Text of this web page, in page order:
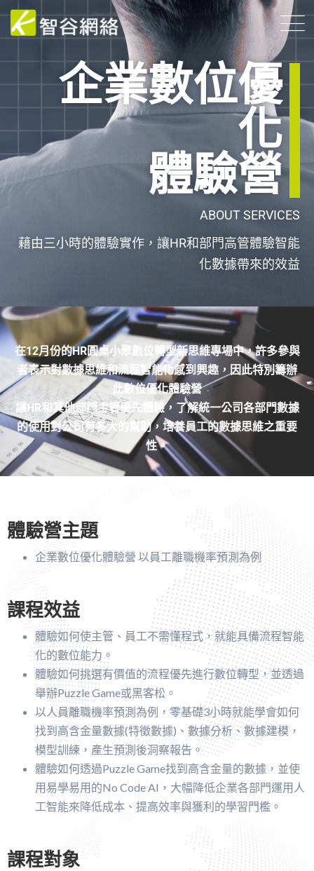
企業數位優
化
體驗營
ABOUTSERVICES
藉由三小時的體驗實作，讓HR和部門高管體驗智能
化數據帶來的效益
在12月份的HR圓桌小聚數位轉型新思維專場中，許多參與
者表示對數據思維和流程智能化感到興趣，因此特別籌辦
此數位優化體驗營
讓HR和其他部門主管優先體驗，了解統一公司各部門數據
的使用對公司有多大的幫助，培養員工的數據思維之重要
性。
體驗營主題
企業數位優化體驗營 以員工離職機率預測為例
課程效益
體驗如何使主管、員工不需懂程式，就能具備流程智能
化的數位能力。
體驗如何挑選有價值的流程優先進行數位轉型，並透過
舉辦Puzzle Game或黑客松。
以人員離職機率預測為例，零基礎3小時就能學會如何
找到高含金量數據(特徵數據)、數據分析、數據建模，
模型訓練，產生預測後洞察報告。
體驗如何透過Puzzle Game找到高含金量的數據，並使
用易學易用的No Code AI，大幅降低企業各部門運用人
工智能來降低成本、提高效率與獲利的學習門檻。
課程對象